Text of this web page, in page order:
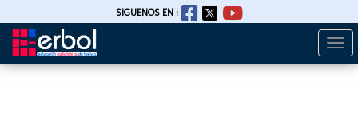
Pasar
SIGUENOS EN :